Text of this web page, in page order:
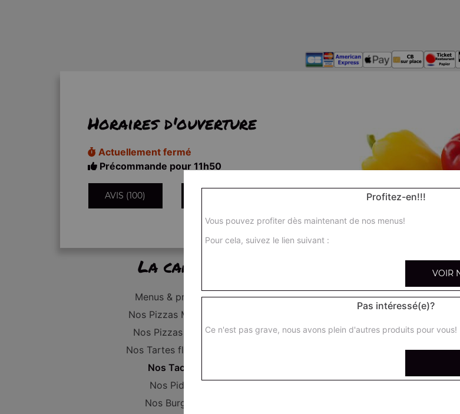
Horaires d'ouverture
Actuellement fermé
Précommande pour 11h50
AVIS (100)
La carte
Menus & promos
Nos Pizzas Médium
Nos Pizzas Large
Nos Tartes flambées
Nos Tacos
Nos Pides
Nos Burgers
Profitez-en!!!
Vous pouvez profiter dès maintenant de nos menus!
Pour cela, suivez le lien suivant :
VOIR
Pas intéressé(e)?
Ce n'est pas grave, nous avons plein d'autres produits pour vous!